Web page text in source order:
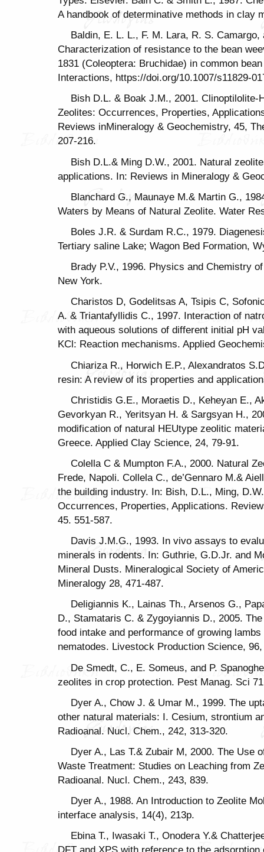
A handbook of determinative methods in clay
Baldin, E. L. L., F. M. Lara, R. S.
Characterization of resistance to the bean
1831 (Coleoptera: Bruchidae) in common
Interactions, https://doi.org/10.1007/s11829-
Bish D.L. & Boak J.M., 2001. Clinoptilolite-
Zeolites: Occurrences, Properties,
Reviews inMineralogy & Geochemistry, 45,
207-216.
Bish D.L.& Ming D.W., 2001. Natural
applications. In: Reviews in Mineralogy &
Blanchard G., Maunaye M.& Martin G.,
Waters by Means of Natural Zeolite. Water
Boles J.R. & Surdam R.C., 1979.
Tertiary saline Lake; Wagon Bed Formation,
Brady Ρ.V., 1996. Physics and Chemistry
New York.
Charistos D, Godelitsas A, Tsipis C,
A. & Triantafyllidis C., 1997. Interaction of
with aqueous solutions of different initial pH
KCl: Reaction mechanisms. Applied
Chiariza R., Horwich E.P., Alexandratos
resin: A review of its properties and
Christidis G.E., Moraetis D., Keheyan E.,
Gevorkyan R., Yeritsyan H. & Sargsyan H.,
modification of natural HEUtype zeolitic
Greece. Applied Clay Science, 24, 79-91.
Colella C & Mumpton F.A., 2000. Natural
Frede, Napoli. Collela C., de’Gennaro M.&
the building industry. In: Bish, D.L., Ming,
Occurrences, Properties, Applications.
45. 551-587.
Davis J.M.G., 1993. In vivo assays to
minerals in rodents. In: Guthrie, G.D.Jr. and
Mineral Dusts. Mineralogical Society of
Mineralogy 28, 471-487.
Deligiannis K., Lainas Th., Arsenos G.,
D., Stamataris C. & Zygoyiannis D., 2005.
food intake and performance of growing
nematodes. Livestock Production Science,
De Smedt, C., E. Someus, and P.
zeolites in crop protection. Pest Manag. Sci
Dyer A., Chow J. & Umar M., 1999. The
other natural materials: I. Cesium, strontium
Radioanal. Nucl. Chem., 242, 313-320.
Dyer A., Las T.& Zubair M, 2000. The Use
Waste Treatment: Studies on Leaching from
Radioanal. Nucl. Chem., 243, 839.
Dyer A., 1988. An Introduction to Zeolite
interface analysis, 14(4), 213p.
Ebina T., Iwasaki T., Onodera Y.&